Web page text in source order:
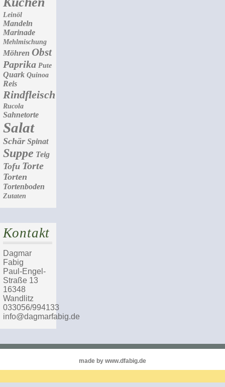
Leinöl
Mandeln
Marinade
Mehlmischung
Möhren Obst
Paprika Pute
Quark Quinoa
Reis
Rindfleisch
Rucola
Sahnetorte
Salat
Schär Spinat
Suppe Teig
Tofu Torte
Torten
Tortenboden
Zutaten
Kontakt
Dagmar
Fabig
Paul-Engel-
Straße 13
16348
Wandlitz
033056/994133
info@dagmarfabig.de
made by www.dfabig.de